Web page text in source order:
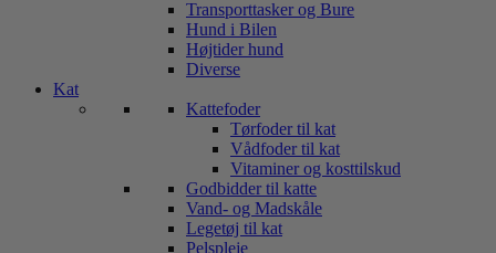
Transporttasker og Bure
Hund i Bilen
Højtider hund
Diverse
Kat
Kattefoder
Tørfoder til kat
Vådfoder til kat
Vitaminer og kosttilskud
Godbidder til katte
Vand- og Madskåle
Legetøj til kat
Pelspleje